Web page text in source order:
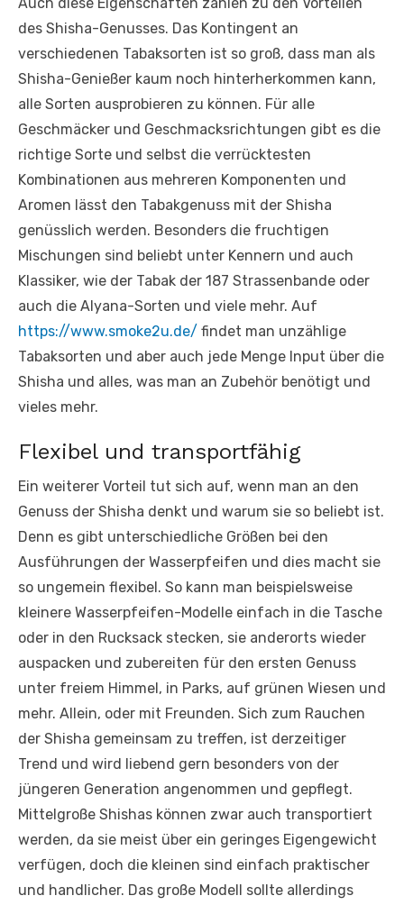
des Shisha-Genusses. Das Kontingent an
verschiedenen Tabaksorten ist so groß, dass man als
Shisha-Genießer kaum noch hinterherkommen kann,
alle Sorten ausprobieren zu können. Für alle
Geschmäcker und Geschmacksrichtungen gibt es die
richtige Sorte und selbst die verrücktesten
Kombinationen aus mehreren Komponenten und
Aromen lässt den Tabakgenuss mit der Shisha
genüsslich werden. Besonders die fruchtigen
Mischungen sind beliebt unter Kennern und auch
Klassiker, wie der Tabak der 187 Strassenbande oder
auch die Alyana-Sorten und viele mehr. Auf
https://www.smoke2u.de/ findet man unzählige
Tabaksorten und aber auch jede Menge Input über die
Shisha und alles, was man an Zubehör benötigt und
vieles mehr.
Flexibel und transportfähig
Ein weiterer Vorteil tut sich auf, wenn man an den
Genuss der Shisha denkt und warum sie so beliebt ist.
Denn es gibt unterschiedliche Größen bei den
Ausführungen der Wasserpfeifen und dies macht sie
so ungemein flexibel. So kann man beispielsweise
kleinere Wasserpfeifen-Modelle einfach in die Tasche
oder in den Rucksack stecken, sie anderorts wieder
auspacken und zubereiten für den ersten Genuss
unter freiem Himmel, in Parks, auf grünen Wiesen und
mehr. Allein, oder mit Freunden. Sich zum Rauchen
der Shisha gemeinsam zu treffen, ist derzeitiger
Trend und wird liebend gern besonders von der
jüngeren Generation angenommen und gepflegt.
Mittelgroße Shishas können zwar auch transportiert
werden, da sie meist über ein geringes Eigengewicht
verfügen, doch die kleinen sind einfach praktischer
und handlicher. Das große Modell sollte allerdings